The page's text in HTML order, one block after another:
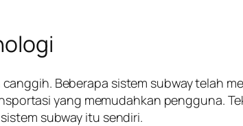
Beberapa sistem subway telah
yang memudahkan pengguna.
subway itu sendiri.